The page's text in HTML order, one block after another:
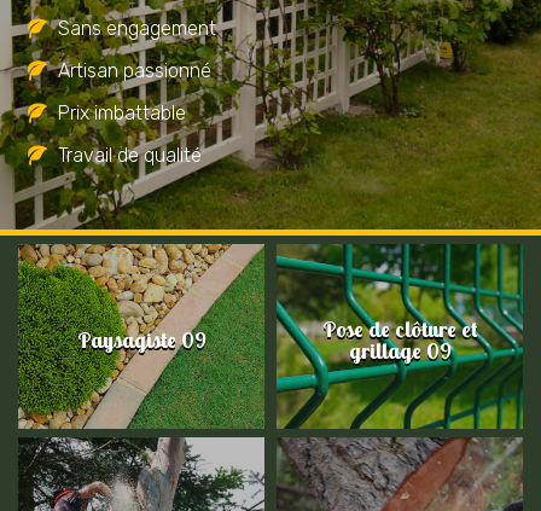
Sans engagement
Artisan passionné
Prix imbattable
Travail de qualité
Paysagiste 09 Pose de clôture et
grillage 09